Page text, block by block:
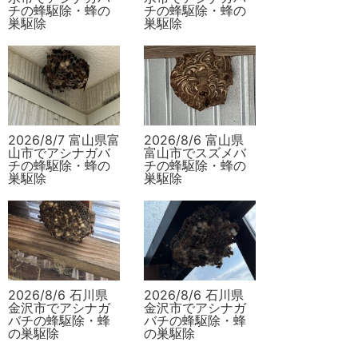
チの蜂駆除・蜂の
巣駆除
チの蜂駆除・蜂の
巣駆除
2026/8/7 富山県富
山市でアシナガバ
チの蜂駆除・蜂の
巣駆除
2026/8/6 富山県
富山市でスズメバ
チの蜂駆除・蜂の
巣駆除
2026/8/6 石川県
金沢市でアシナガ
バチの蜂駆除・蜂
の巣駆除
2026/8/6 石川県
金沢市でアシナガ
バチの蜂駆除・蜂
の巣駆除